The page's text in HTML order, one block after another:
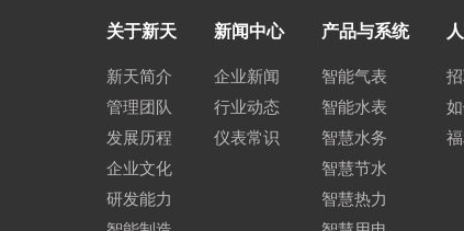
关于新天
新天简介
管理团队
发展历程
企业文化
研发能力
新闻中心
企业新闻
行业动态
仪表常识
产品与系统
智能气表
智能水表
智慧水务
智慧节水
智慧热力